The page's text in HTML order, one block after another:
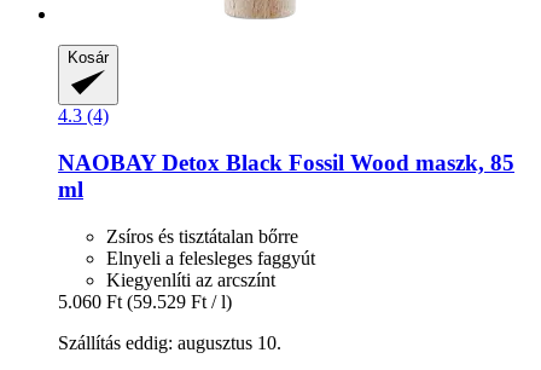
Kosár
4.3 (4)
NAOBAYDetox Black Fossil Wood maszk, 85
ml
Zsíros és tisztátalan bőrre
Elnyeli a felesleges faggyút
Kiegyenlíti az arcszínt
5.060 Ft (59.529 Ft / l)
Szállítás eddig: augusztus 10.